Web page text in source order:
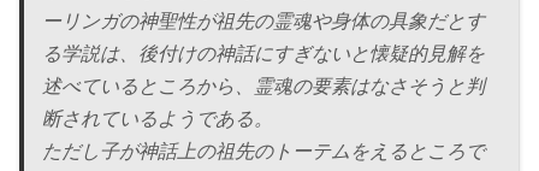
ーリンガの神聖性が祖先の霊魂や身体の具象だとす
る学説は、後付けの神話にすぎないと懐疑的見解を
述べているところから、霊魂の要素はなさそうと判
断されているようである。
ただし子が神話上の祖先のトーテムをえるところで